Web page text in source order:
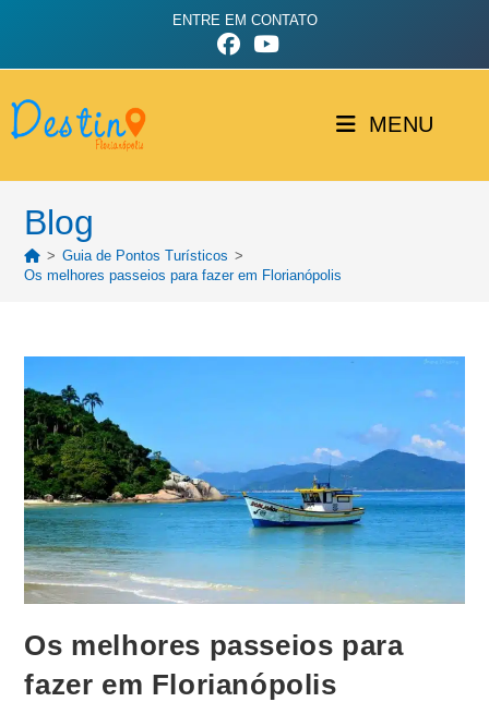
ENTRE EM CONTATO
MENU
Blog
> Guia de Pontos Turísticos >
Os melhores passeios para fazer em Florianópolis
Os melhores passeios para
fazer em Florianópolis